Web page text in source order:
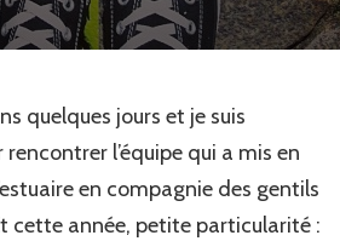
quelques jours et je suis
l’équipe qui a mis en
en compagnie des gentils
cette année, petite particularité :